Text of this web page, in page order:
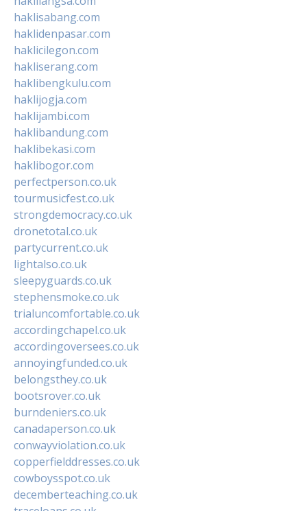
haklisabang.com
haklidenpasar.com
haklicilegon.com
hakliserang.com
haklibengkulu.com
haklijogja.com
haklijambi.com
haklibandung.com
haklibekasi.com
haklibogor.com
perfectperson.co.uk
tourmusicfest.co.uk
strongdemocracy.co.uk
dronetotal.co.uk
partycurrent.co.uk
lightalso.co.uk
sleepyguards.co.uk
stephensmoke.co.uk
trialuncomfortable.co.uk
accordingchapel.co.uk
accordingoversees.co.uk
annoyingfunded.co.uk
belongsthey.co.uk
bootsrover.co.uk
burndeniers.co.uk
canadaperson.co.uk
conwayviolation.co.uk
copperfielddresses.co.uk
cowboysspot.co.uk
decemberteaching.co.uk